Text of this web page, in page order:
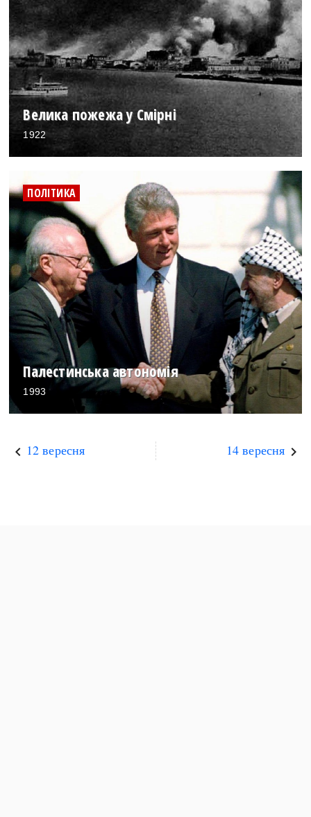
Велика пожежа у Смірні
1922
ПОЛІТИКА
Палестинська автономія
1993
keyboard_arrow_left 12 вересня 14 вересня keyboard_arrow_right